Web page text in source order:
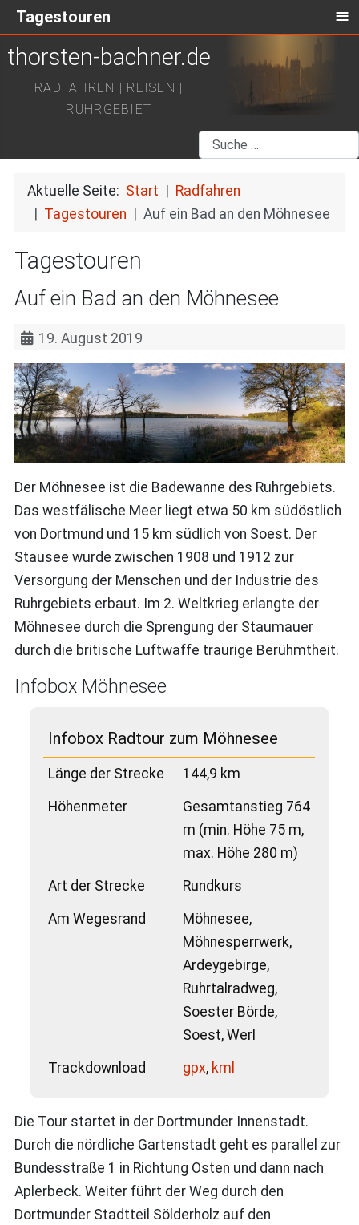
thorsten-bachner.de
RADFAHREN | REISEN |
RUHRGEBIET
Suchen
Aktuelle Seite: Start
Radfahren
Tagestouren
Auf ein Bad an den Möhnesee
Tagestouren
Auf ein Bad an den Möhnesee
19. August 2019
Der Möhnesee ist die Badewanne des Ruhrgebiets.
Das westfälische Meer liegt etwa 50 km südöstlich
von Dortmund und 15 km südlich von Soest. Der
Stausee wurde zwischen 1908 und 1912 zur
Versorgung der Menschen und der Industrie des
Ruhrgebiets erbaut. Im 2. Weltkrieg erlangte der
Möhnesee durch die Sprengung der Staumauer
durch die britische Luftwaffe traurige Berühmtheit.
Infobox Möhnesee
Infobox Radtour zum Möhnesee
Länge der Strecke 144,9 km
Höhenmeter
Gesamtanstieg 764
m (min. Höhe 75 m,
max. Höhe 280 m)
Art der Strecke Rundkurs
Am Wegesrand
Möhnesee,
Möhnesperrwerk,
Ardeygebirge,
Ruhrtalradweg,
Soester Börde,
Soest, Werl
Trackdownload gpx, kml
Die Tour startet in der Dortmunder Innenstadt.
Durch die nördliche Gartenstadt geht es parallel zur
Bundesstraße 1 in Richtung Osten und dann nach
Aplerbeck. Weiter führt der Weg durch den
Dortmunder Stadtteil Sölderholz auf den
Tagestouren ≡